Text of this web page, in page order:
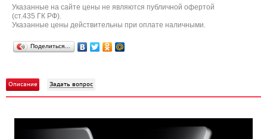
Указанные на сайте цены не являются публичной офертой
(ст.435 ГК РФ).
Указанные цены действительны при оплате наличными.
Поделиться…
Описание Задать вопрос